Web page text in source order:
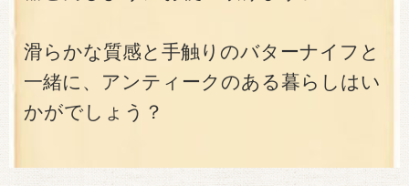
滑らかな質感と手触りのバターナイフと
一緒に、アンティークのある暮らしはい
かがでしょう？